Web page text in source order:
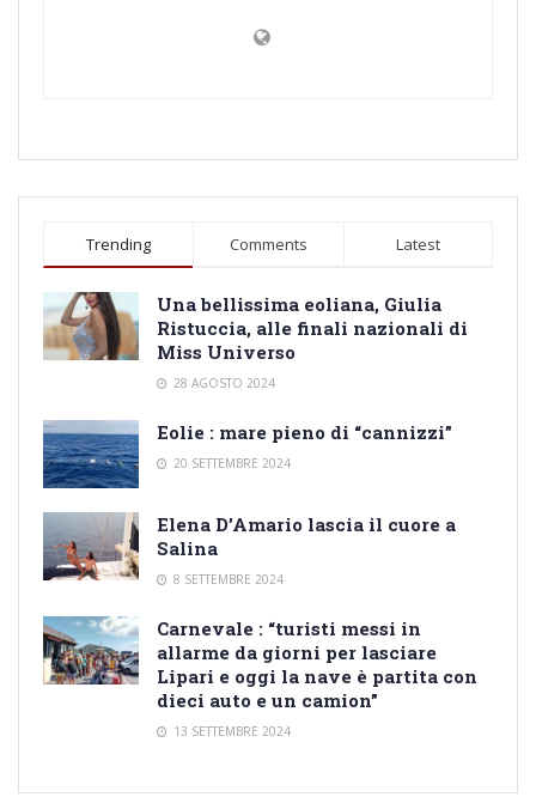
Trending Comments Latest
Una bellissima eoliana, Giulia
Ristuccia, alle finali nazionali di
Miss Universo
28 AGOSTO 2024
Eolie : mare pieno di “cannizzi”
20 SETTEMBRE 2024
Elena D’Amario lascia il cuore a
Salina
8 SETTEMBRE 2024
Carnevale : “turisti messi in
allarme da giorni per lasciare
Lipari e oggi la nave è partita con
dieci auto e un camion”
13 SETTEMBRE 2024